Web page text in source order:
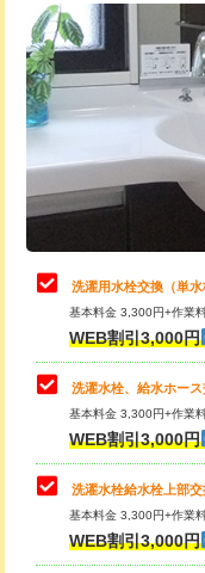
廃棄・処分
※給水管工事は20mm
業)
給水管工事※（塩ビ管
用/3ｍまで)
給水管工事※（塩ビ管
用（追加）/3ｍ超え)
給水管工事※（ライニ
管・ポリ管・HT管使
給水管工事※（ライニ
管・ポリ管・HT管使
排水管工事（土の掘
業）
排水管工事（排水管
排水管工事（追加 排
え）
マス交換（土の掘削
追加トーラー機使用/
カメラ調査
桝清掃
止水・漏水調査・防
理・調整・分解・加工
止水・漏水調査・防
理・調整・分解・加工
止水・漏水調査・防
理・調整・分解・加
キッチンタンク脱着
その他部品の脱着
交換・取付（タンク）
交換・取付(単水栓（
式）)
洗濯用水栓交換（単水
基本料金 3,300円+作業
WEB割引3,000円
洗濯水栓、給水ホー
基本料金 3,300円+作業
WEB割引3,000円
洗濯水栓給水栓上部交
基本料金 3,300円+作業
WEB割引3,000円